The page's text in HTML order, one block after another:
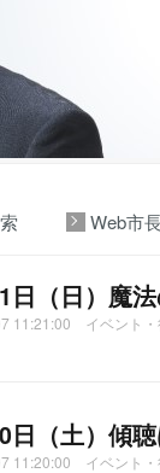
Web市
日（日）魔法
11:21:00 イベント・
日（土）傾
11:20:00 イベント・